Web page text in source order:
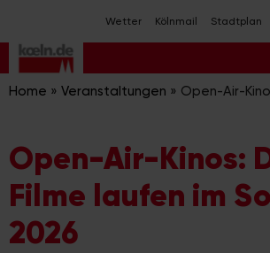
Inhalt
springen
Wetter Kölnmail Stadtplan
Home » Veranstaltungen » Open-Air-
Open-Air-Kinos:
Filme laufen im
2026